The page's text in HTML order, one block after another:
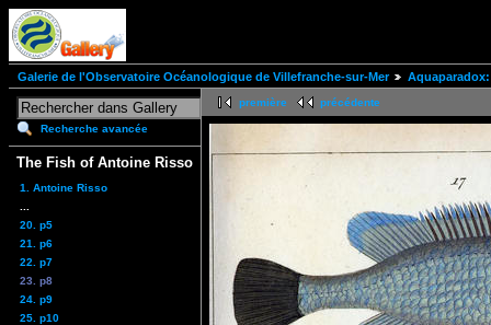
Galerie de l'Observatoire Océanologique de Villefranche-sur-Mer
Recherche avancée
The Fish of Antoine Risso
1. Antoine Risso
20. p5
21. p6
22. p7
23. p8
24. p9
25. p10
première précédente